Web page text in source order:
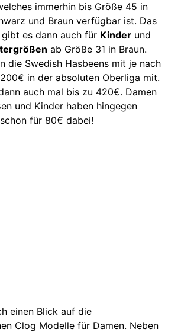
immerhin bis Größe 45 in
und Braun verfügbar ist. Das
es dann auch für Kinderund
ab Größe 31 in Braun.
die Swedish Hasbeens mit je nach
in der absoluten Oberliga mit.
auch mal bis zu 420€. Damen
und Kinder haben hingegen
für 80€ dabei!
einen Blick auf die
Clog Modelle für Damen. Neben